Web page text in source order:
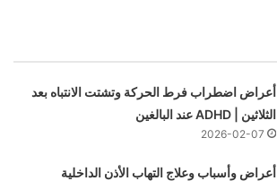
أعراض اضطراب فرط الحركة وتشتت الانتباه بعد
الثلاثين | ADHD عند البالغين
2026-02-07
أعراض وأسباب وعلاج التهاب الأذن الداخلية